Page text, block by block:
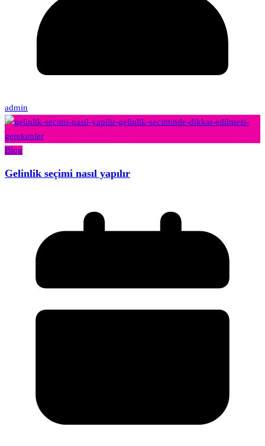
admin
Blog
Gelinlik seçimi nasıl yapılır